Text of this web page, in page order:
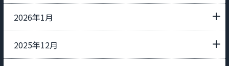
2026年1月
2025年12月